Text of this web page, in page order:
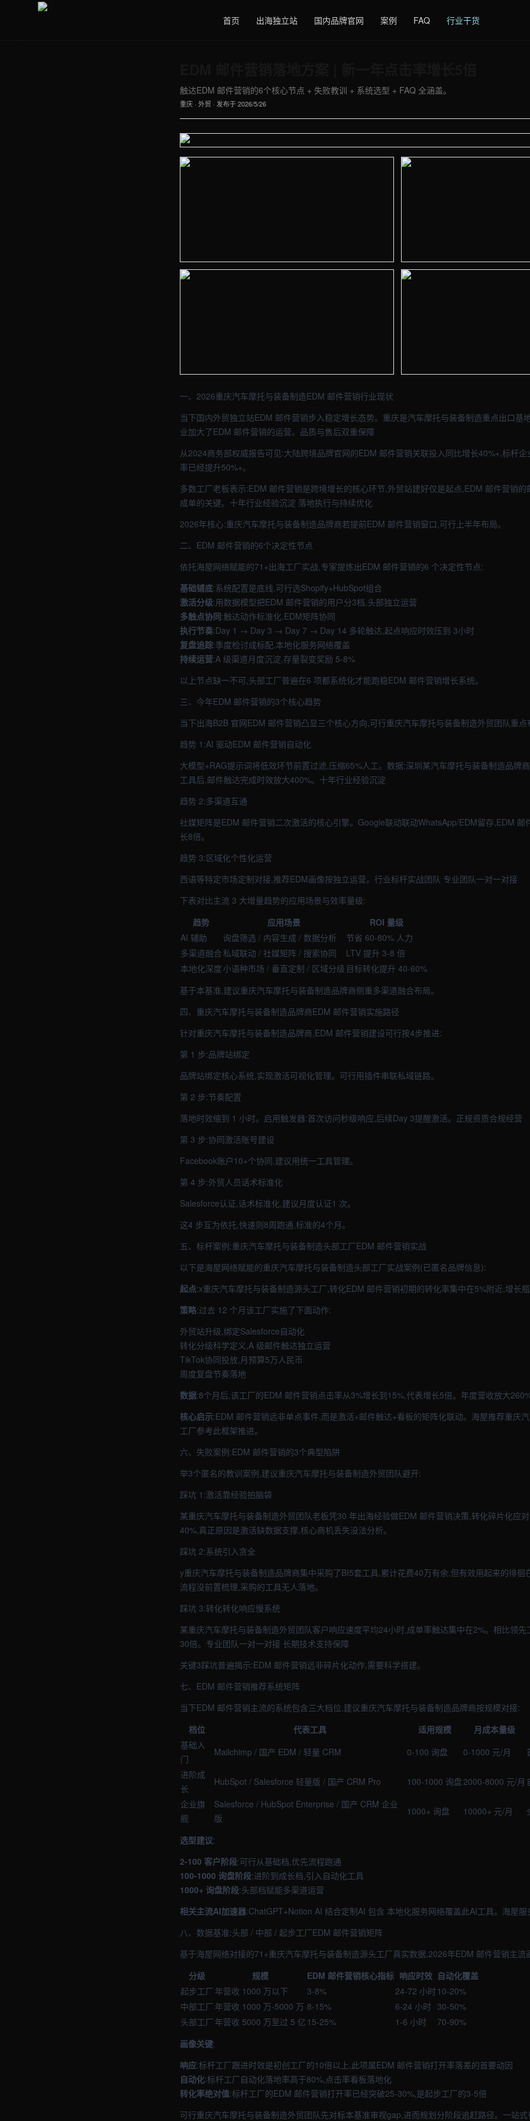
首页 出海独立站 国内品牌官网 案例 FAQ 行业干货
触达EDM 邮件营销的6个核心节点 + 失败教训 + 系统选型 + FAQ 全涵盖。
重庆 · 外贸 · 发布于2026/5/26
【重庆】外贸车间实拍图 - 外贸建站与品牌官网定制 · 现场图1【重庆】外贸车间实拍图 - 外贸建
一、2026重庆汽车摩托与装备制造EDM 邮件营销行业现状
当下国内外贸独立站EDM 邮件营销步入稳定增长态势。重庆是汽车摩托与装备制造重点出口基
业加大了EDM 邮件营销的运营。品质与售后双重保障
从2024商务部权威报告可见:大陆跨境品牌官网的EDM 邮件营销关联投入同比增长40%+,标杆
率已经提升50%+。
多数工厂老板表示:EDM 邮件营销是跨境增长的核心环节,外贸站建好仅是起点,EDM 邮件营销
成单的关键。十年行业经验沉淀 落地执行与持续优化
2026年核心:重庆汽车摩托与装备制造品牌商若提前EDM 邮件营销窗口,可行上半年布局。
二、EDM 邮件营销的6个决定性节点
依托海屋网络赋能的71+出海工厂实战,专家提炼出EDM 邮件营销的6 个决定性节点:
基础铺底:系统配置是底线,可行选Shopify+HubSpot组合
激活分级:用数据模型把EDM 邮件营销的用户分3档,头部独立运营
多触点协同:触达动作标准化,EDM矩阵协同
执行节奏:Day 1 → Day 3 → Day 7 → Day 14 多轮触达,起点响应时效压到 3小时
复盘追踪:季度检讨成标配,本地化服务网络覆盖
持续运营:A 级渠道月度沉淀,存量裂变奖励 5-8%
以上节点缺一不可,头部工厂普遍在6 项都系统化才能跑稳EDM 邮件营销增长系统。
三、今年EDM 邮件营销的3个核心趋势
当下出海B2B 官网EDM 邮件营销凸显三个核心方向,可行重庆汽车摩托与装备制造外贸团队重点
趋势 1:AI 驱动EDM 邮件营销自动化
大模型+RAG提示词将低效环节前置过滤,压缩65%人工。数据:深圳某汽车摩托与装备制造品牌
工具后,邮件触达完成时效放大400%。十年行业经验沉淀
趋势 2:多渠道互通
社媒矩阵是EDM 邮件营销二次激活的核心引擎。Google联动联动WhatsApp/EDM留存,EDM 邮
长8倍。
趋势 3:区域化个性化运营
西语等特定市场定制对接,推荐EDM画像按独立运营。行业标杆实战团队 专业团队一对一对接
下表对比主流 3 大增量趋势的应用场景与效率量级:
趋势
应用场景
ROI 量级
AI 辅助
询盘筛选 / 内容生成 / 数据分析
节省 60-80% 人力
多渠道融合私域联动 / 社媒矩阵 / 搜索协同
LTV 提升 3-8 倍
本地化深度 小语种市场 / 垂直定制 / 区域分级 目标转化提升 40-60%
基于本基准,建议重庆汽车摩托与装备制造品牌商侧重多渠道融合布局。
四、重庆汽车摩托与装备制造品牌商EDM 邮件营销实施路径
针对重庆汽车摩托与装备制造品牌商,EDM 邮件营销建设可行按4步推进:
第 1 步:品牌站绑定
品牌站绑定核心系统,实现激活可视化管理。可行用插件串联私域链路。
第 2 步:节奏配置
落地时效缩到 1 小时。启用触发器:首次访问秒级响应,后续Day 3提醒激活。正规资质合规经营
第 3 步:协同激活账号建设
Facebook账户10+个协同,建议用统一工具管理。
第 4 步:外贸人员话术标准化
Salesforce认证,话术标准化,建议月度认证1 次。
这4 步互为依托,快速则8周跑通,标准的4个月。
五、标杆案例:重庆汽车摩托与装备制造头部工厂EDM 邮件营销实战
以下是海屋网络赋能的重庆汽车摩托与装备制造头部工厂实战案例(已匿名品牌信息):
起点:x重庆汽车摩托与装备制造源头工厂,转化EDM 邮件营销初期的转化率集中在5%附近,增长
策略:过去 12 个月该工厂实施了下面动作:
外贸站升级,绑定Salesforce自动化
转化分级科学定义,A 级邮件触达独立运营
TikTok协同投放,月预算5万人民币
周度复盘节奏落地
数据:8个月后,该工厂的EDM 邮件营销点击率从3%增长到15%,代表增长5倍。年度营收放大
核心启示:EDM 邮件营销远非单点事件,而是激活+邮件触达+看板的矩阵化联动。海屋推荐重庆
工厂参考此框架推进。
六、失败案例:EDM 邮件营销的3个典型陷阱
举3个匿名的教训案例,建议重庆汽车摩托与装备制造外贸团队避开:
踩坑 1:激活靠经验拍脑袋
某重庆汽车摩托与装备制造外贸团队老板凭30 年出海经验做EDM 邮件营销决策,转化碎片化应
40%,真正原因是激活缺数据支撑,核心商机丢失没法分析。
踩坑 2:系统引入贪全
y重庆汽车摩托与装备制造品牌商集中采购了BI5套工具,累计花费40万有余,但有效用起来的徘徊
流程没前置梳理,采购的工具无人落地。
踩坑 3:转化转化响应慢系统
某重庆汽车摩托与装备制造外贸团队客户响应速度平均24小时,成单率触达集中在2%。相比领
30倍。专业团队一对一对接 长期技术支持保障
关键3踩坑普遍揭示:EDM 邮件营销远非碎片化动作,需要科学搭建。
七、EDM 邮件营销推荐系统矩阵
当下EDM 邮件营销主流的系统包含三大档位,建议重庆汽车摩托与装备制造品牌商按规模对接:
档位
代表工具 适用规模
月成本量级
基础入
门
Mailchimp / 国产 EDM / 轻量 CRM 0-100 询盘 0-1000 元/月
进阶成
长
HubSpot / Salesforce 轻量版 / 国产 CRM Pro 100-1000 询盘2000-8000 元/月
企业旗
舰
Salesforce / HubSpot Enterprise / 国产 CRM 企业
版
1000+ 询盘 10000+ 元/月
选型建议:
2-100 客户阶段:可行从基础档,优先流程跑通
100-1000 询盘阶段:进阶到成长档,引入自动化工具
1000+ 询盘阶段:头部档赋能多渠道运营
相关主流AI加速器:ChatGPT+Notion AI 结合定制AI 包含 本地化服务网络覆盖此AI工具。海屋服
八、数据基准:头部 / 中部 / 起步工厂EDM 邮件营销矩阵
基于海屋网络对接的71+重庆汽车摩托与装备制造源头工厂真实数据,2026年EDM 邮件营销主流
分级
规模 EDM 邮件营销核心指标 响应时效 自动化覆盖
起步工厂 年营收 1000 万以下 3-8% 24-72 小时10-20%
中部工厂 年营收 1000 万-5000 万 8-15% 6-24 小时 30-50%
头部工厂 年营收 5000 万至过 5 亿 15-25% 1-6 小时
70-90%
画像关键:
响应:标杆工厂跟进时效是初创工厂的10倍以上,此项属EDM 邮件营销打开率落差的首要动因
自动化:标杆工厂自动化落地率高于80%,点击率看板落地化
转化率绝对值:标杆工厂的EDM 邮件营销打开率已经突破25-30%,是起步工厂的3-5倍
可行重庆汽车摩托与装备制造外贸团队先对标本基准审视gap,进而规划分阶段追赶路径。一站